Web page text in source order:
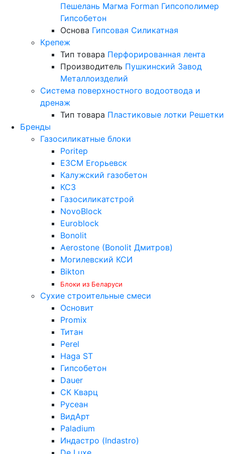
Пешелань Магма Forman Гипсополимер
Гипсобетон
Основа Гипсовая Силикатная
Крепеж
Тип товара Перфорированная лента
Производитель Пушкинский Завод
Металлоизделий
Система поверхностного водоотвода и
дренаж
Тип товара Пластиковые лотки Решетки
Бренды
Газосиликатные блоки
Poritep
ЕЗСМ Егорьевск
Калужский газобетон
КСЗ
Газосиликатстрой
NovoBlock
Euroblock
Bonolit
Aerostone (Bonolit Дмитров)
Могилевский КСИ
Bikton
Блоки из Беларуси
Сухие строительные смеси
Основит
Promix
Титан
Perel
Haga ST
Гипсобетон
Dauer
СК Кварц
Русеан
ВидАрт
Paladium
Индастро (Indastro)